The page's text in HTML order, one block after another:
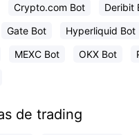
Crypto.com Bot
Deribit
Gate Bot Hyperliquid Bot
MEXC Bot OKX Bot
de trading